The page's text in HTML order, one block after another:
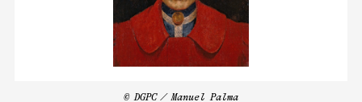
© DGPC / Manuel Palma